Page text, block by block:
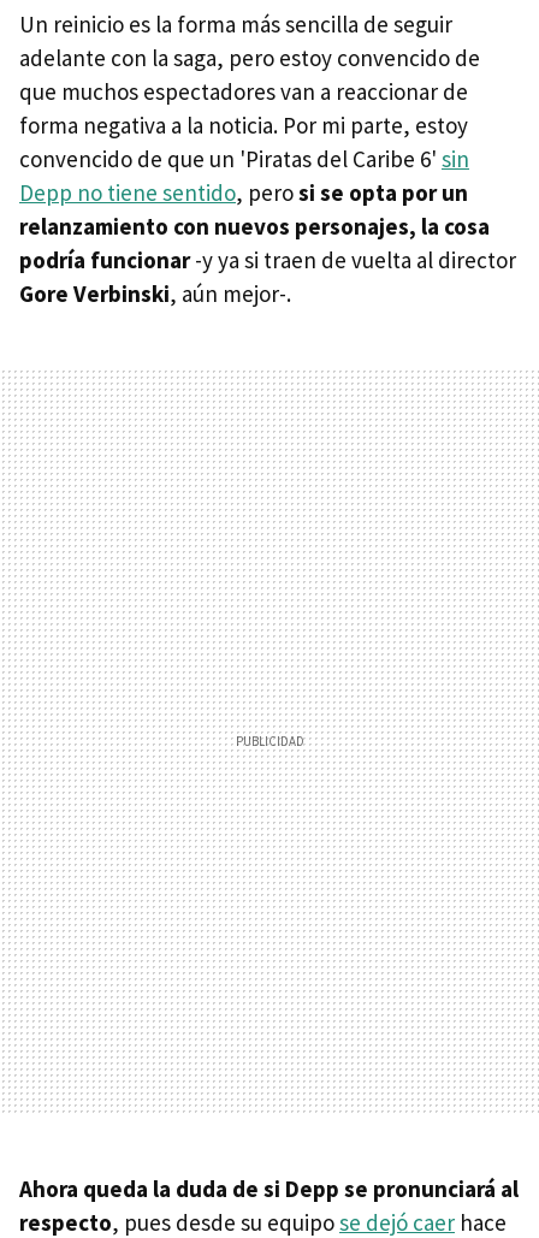
Un reinicio es la forma más sencilla de seguir
adelante con la saga, pero estoy convencido de
que muchos espectadores van a reaccionar de
forma negativa a la noticia. Por mi parte, estoy
convencido de que un 'Piratas del Caribe 6' sin
Depp no tiene sentido, perosi se opta por un
relanzamiento con nuevos personajes, la cosa
podría funcionar-y ya si traen de vuelta al director
Gore Verbinski, aún mejor-.
Ahora queda la duda de si Depp se pronunciará al
respecto, pues desde su equipose dejó caer hace